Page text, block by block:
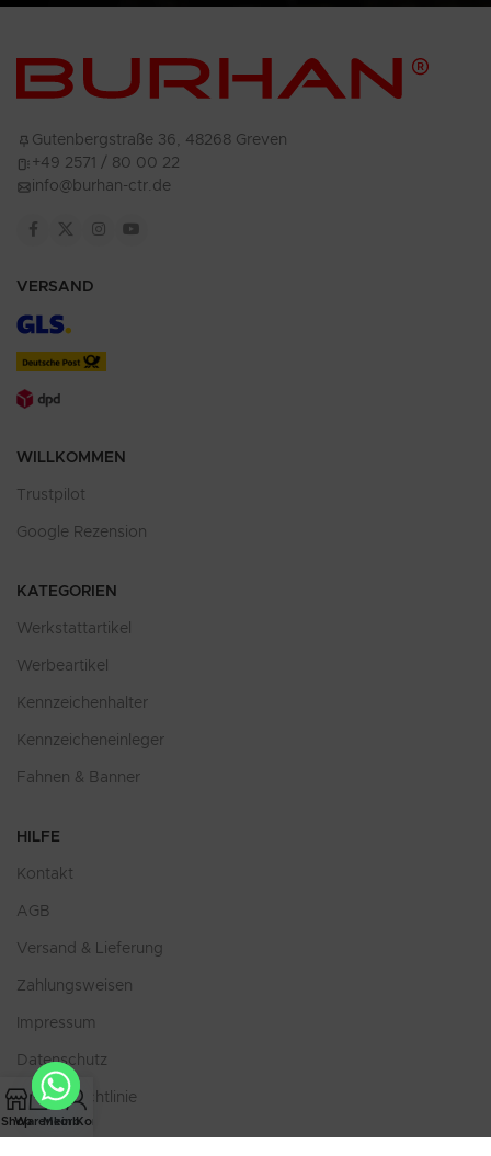
Gutenbergstraße 36, 48268 Greven
+49 2571 / 80 00 22
info@burhan-ctr.de
VERSAND
WILLKOMMEN
Trustpilot
Google Rezension
KATEGORIEN
Werkstattartikel
Werbeartikel
Kennzeichenhalter
Kennzeicheneinleger
Fahnen & Banner
HILFE
Kontakt
AGB
Versand & Lieferung
Zahlungsweisen
Impressum
Datenschutz
Cookie-Richtlinie
Shop
Warenkorb
Mein Konto